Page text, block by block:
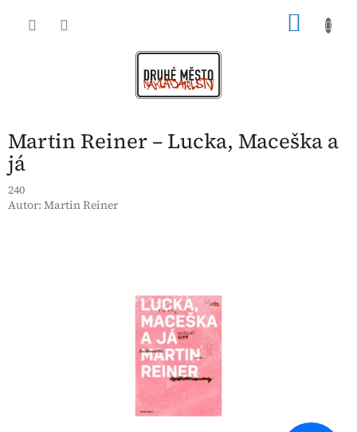
Martin Reiner – Lucka, Maceška a
já
240
Autor: Martin Reiner